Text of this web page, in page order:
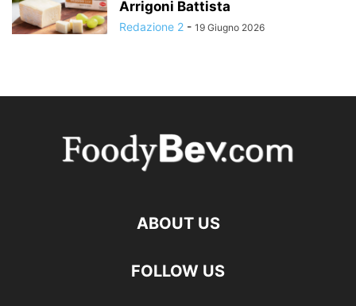
Arrigoni Battista
Redazione 2 - 19 Giugno 2026
ABOUT US
FOLLOW US